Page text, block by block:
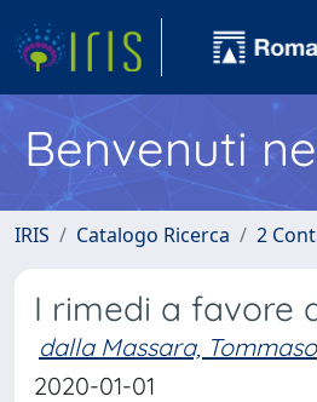
Benvenuti
IRIS Catalogo Ricerca 2
I rimedi a favore
dalla Massara, Tommaso
2020-01-01